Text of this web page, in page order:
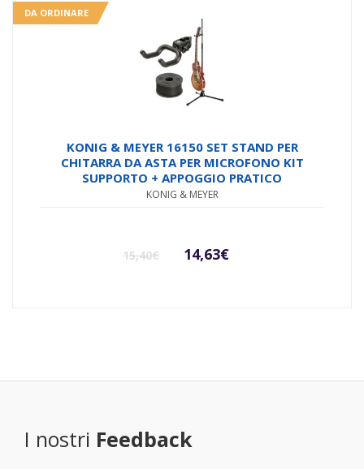
DA ORDINARE
KONIG & MEYER 16150 SET STAND PER
CHITARRA DA ASTA PER MICROFONO KIT
SUPPORTO + APPOGGIO PRATICO
KONIG & MEYER
15,40€
Il
era:
15,40€.
14,63€
è:
I nostri Feedback